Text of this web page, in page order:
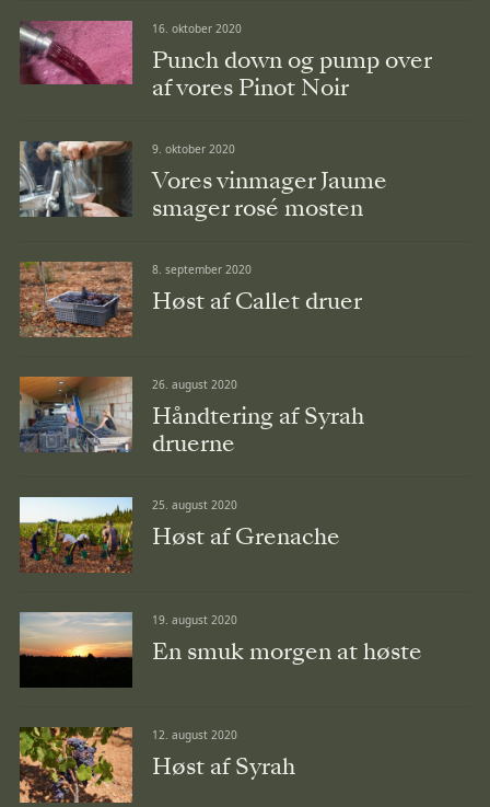
16. oktober 2020
Punch down og pump over
af vores Pinot Noir
9. oktober 2020
Vores vinmager Jaume
smager rosé mosten
8. september 2020
Høst af Callet druer
26. august 2020
Håndtering af Syrah
druerne
25. august 2020
Høst af Grenache
19. august 2020
En smuk morgen at høste
12. august 2020
Høst af Syrah